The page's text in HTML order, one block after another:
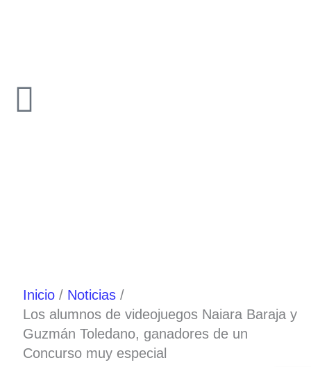
Inicio
Noticias
Los alumnos de videojuegos Naiara Baraja y
Guzmán Toledano, ganadores de un
Concurso muy especial